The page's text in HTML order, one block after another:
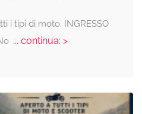
i tipi di moto. INGRESSO
... continua: >